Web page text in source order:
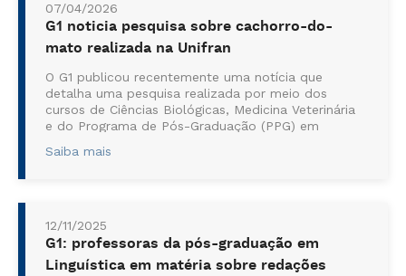
07/04/2026
G1 noticia pesquisa sobre cachorro-do-
mato realizada na Unifran
O G1 publicou recentemente uma notícia que
detalha uma pesquisa realizada por meio dos
cursos de Ciências Biológicas, Medicina Veterinária
e do Programa de Pós-Graduação (PPG) em
capturas de imagens de um cachorro-do-mato
Saiba mais
12/11/2025
G1: professoras da pós-graduação em
Linguística em matéria sobre redações